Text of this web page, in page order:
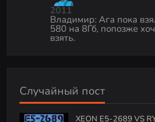
2011
Владимир:Ага пока
580 на 8Гб, попозже
взять.
Случайный пост
XEON E5-2689 VS